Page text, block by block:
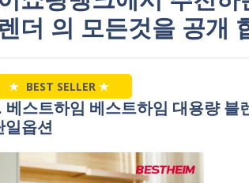
더 의 모든것을 공개
★ BEST SELLER ★
베스트하임 베스트하임 대용량
일옵션